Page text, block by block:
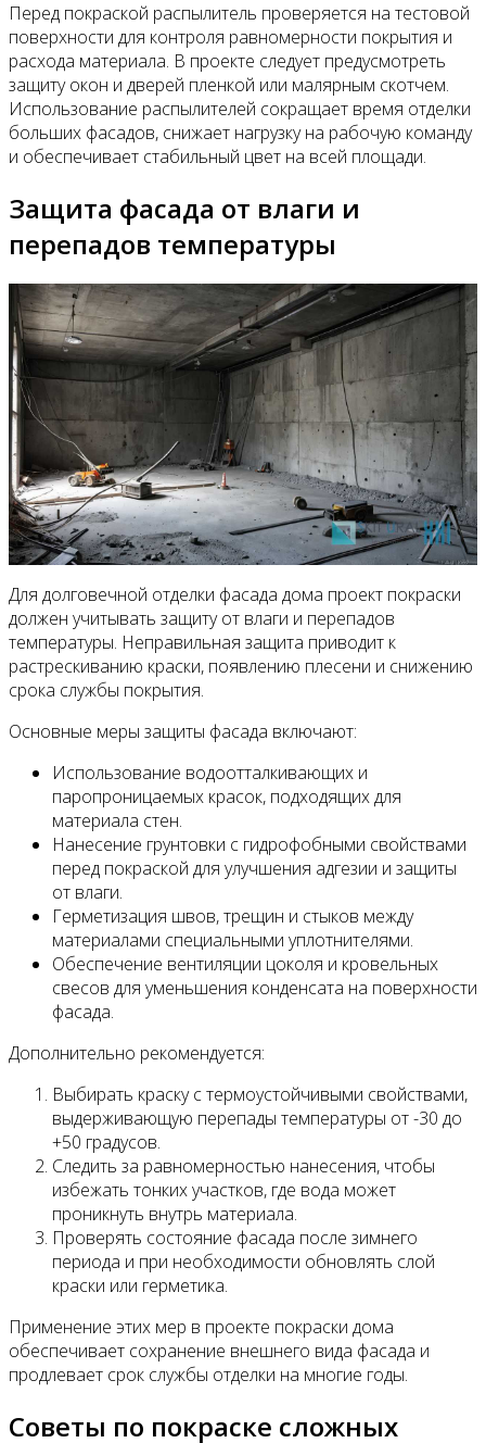
Перед покраской распылитель проверяется на тестовой
поверхности для контроля равномерности покрытия и
расхода материала. В проекте следует предусмотреть
защиту окон и дверей пленкой или малярным скотчем.
Использование распылителей сокращает время отделки
больших фасадов, снижает нагрузку на рабочую команду
и обеспечивает стабильный цвет на всей площади.
Защита фасада от влаги и
перепадов температуры
Для долговечной отделки фасада дома проект покраски
должен учитывать защиту от влаги и перепадов
температуры. Неправильная защита приводит к
растрескиванию краски, появлению плесени и снижению
срока службы покрытия.
Основные меры защиты фасада включают:
Использование водоотталкивающих и
паропроницаемых красок, подходящих для
материала стен.
Нанесение грунтовки с гидрофобными свойствами
перед покраской для улучшения адгезии и защиты
от влаги.
Герметизация швов, трещин и стыков между
материалами специальными уплотнителями.
Обеспечение вентиляции цоколя и кровельных
свесов для уменьшения конденсата на поверхности
фасада.
Дополнительно рекомендуется:
Выбирать краску с термоустойчивыми свойствами,
выдерживающую перепады температуры от -30 до
+50 градусов.
Следить за равномерностью нанесения, чтобы
избежать тонких участков, где вода может
проникнуть внутрь материала.
Проверять состояние фасада после зимнего
периода и при необходимости обновлять слой
краски или герметика.
Применение этих мер в проекте покраски дома
обеспечивает сохранение внешнего вида фасада и
продлевает срок службы отделки на многие годы.
Советы по покраске сложных